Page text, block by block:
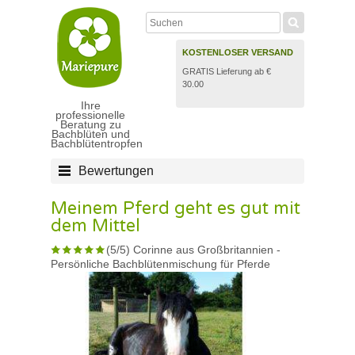
Ihre
professionelle
Beratung zu
Bachblüten und
Bachblütentropfen
KOSTENLOSER VERSAND
GRATIS Lieferung ab €
30.00
Bewertungen
Meinem Pferd geht es gut mit
dem Mittel
(5/5) Corinne aus Großbritannien -
Persönliche Bachblütenmischung für Pferde